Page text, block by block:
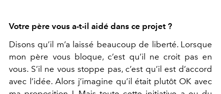
Votre père vous a-t-il aidé dans ce projet ?
Disons qu’il m’a laissé beaucoup de liberté. Lorsque
mon père vous bloque, c’est qu’il ne croit pas en
vous. S’il ne vous stoppe pas, c’est qu’il est d’accord
avec l’idée. Alors j’imagine qu’il était plutôt OK avec